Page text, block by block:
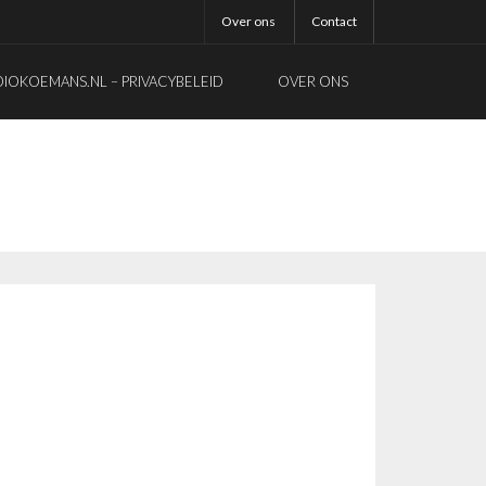
Over ons Contact
– PRIVACYBELEID OVER ONS